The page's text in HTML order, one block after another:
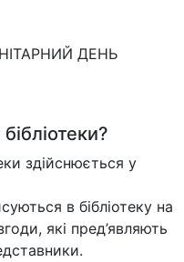
ДЕНЬ
здійснюється у
в бібліотеку на
які пред’являють